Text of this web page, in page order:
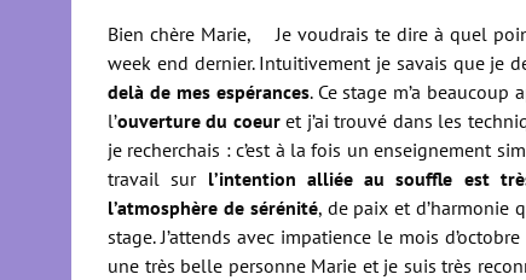
Bien chère Marie, Je voudrais te dire à quel
week end dernier. Intuitivement je savais que je
delà de mes espérances. Ce stage m’a
l’ouverture du coeuret j’ai trouvé dans les
je recherchais : c’est à la fois un enseignement
travail sur l’intention alliée au souffle est
l’atmosphère de sérénité, de paix et d’harmonie
stage. J’attends avec impatience le mois
une très belle personne Marie et je suis très